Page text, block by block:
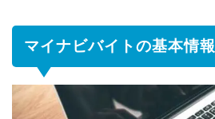
情
報
2 マ
イ
マイナビバイトの基本情報